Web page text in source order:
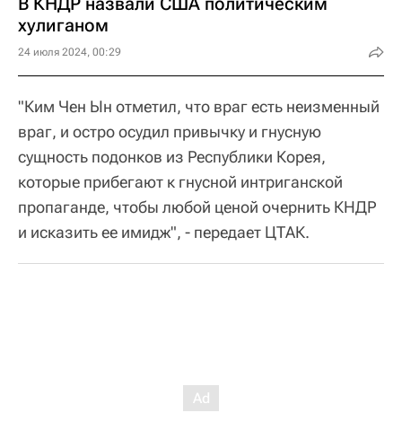
хулиганом
24 июля 2024, 00:29
"Ким Чен Ын отметил, что враг есть неизменный
враг, и остро осудил привычку и гнусную
сущность подонков из Республики Корея,
которые прибегают к гнусной интриганской
пропаганде, чтобы любой ценой очернить КНДР
и исказить ее имидж", - передает ЦТАК.